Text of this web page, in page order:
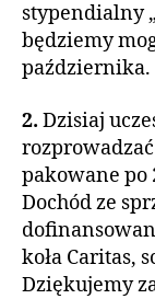
stypendialny
będziemy
października.
2. Dzisiaj
pakowane po
Dochód ze
koła Caritas,
Dziękujemy